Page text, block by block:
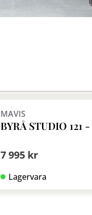
MAVIS
BYRÅ STUDIO 121
7 995 kr
Lagervara